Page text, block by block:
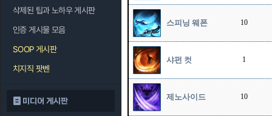
삭제된 팁과 노하우 게시판
인증 게시물 모음
SOOP 게시판
치지직 팟벤
미디어 게시판
스피닝 웨폰 10
샤펀 컷 1
제노사이드 10